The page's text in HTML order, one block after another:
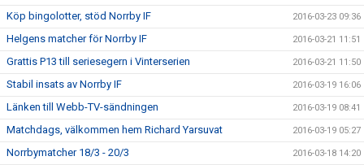
Köp bingolotter, stöd Norrby IF 2016-03-23 09:36
Helgens matcher för Norrby IF 2016-03-21 11:51
Grattis P13 till seriesegern i Vinterserien 2016-03-21 11:50
Stabil insats av Norrby IF 2016-03-19 16:06
Länken till Webb-TV-sändningen 2016-03-19 08:41
Matchdags, välkommen hem Richard Yarsuvat 2016-03-19 05:27
Norrbymatcher 18/3 - 20/3 2016-03-18 14:20